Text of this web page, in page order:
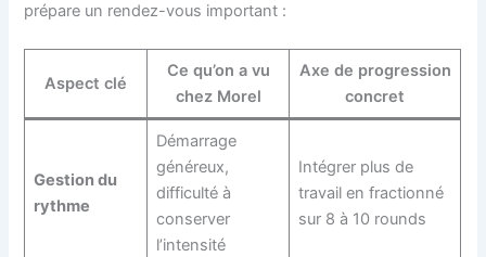
prépare un rendez-vous important :
Aspect clé
Ce qu’on a vu
chez Morel
Axe de progression
concret
Gestion du
rythme
Démarrage
généreux,
difficulté à
conserver
l’intensité
Intégrer plus de
travail en fractionné
sur 8 à 10 rounds